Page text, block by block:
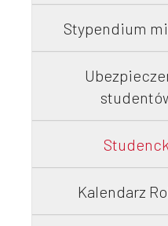
Stypendium
Kalendarz
Sklep
Kontakt